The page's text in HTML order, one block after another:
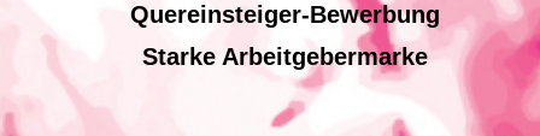
Quereinsteiger-Bewerbung
Starke Arbeitgebermarke